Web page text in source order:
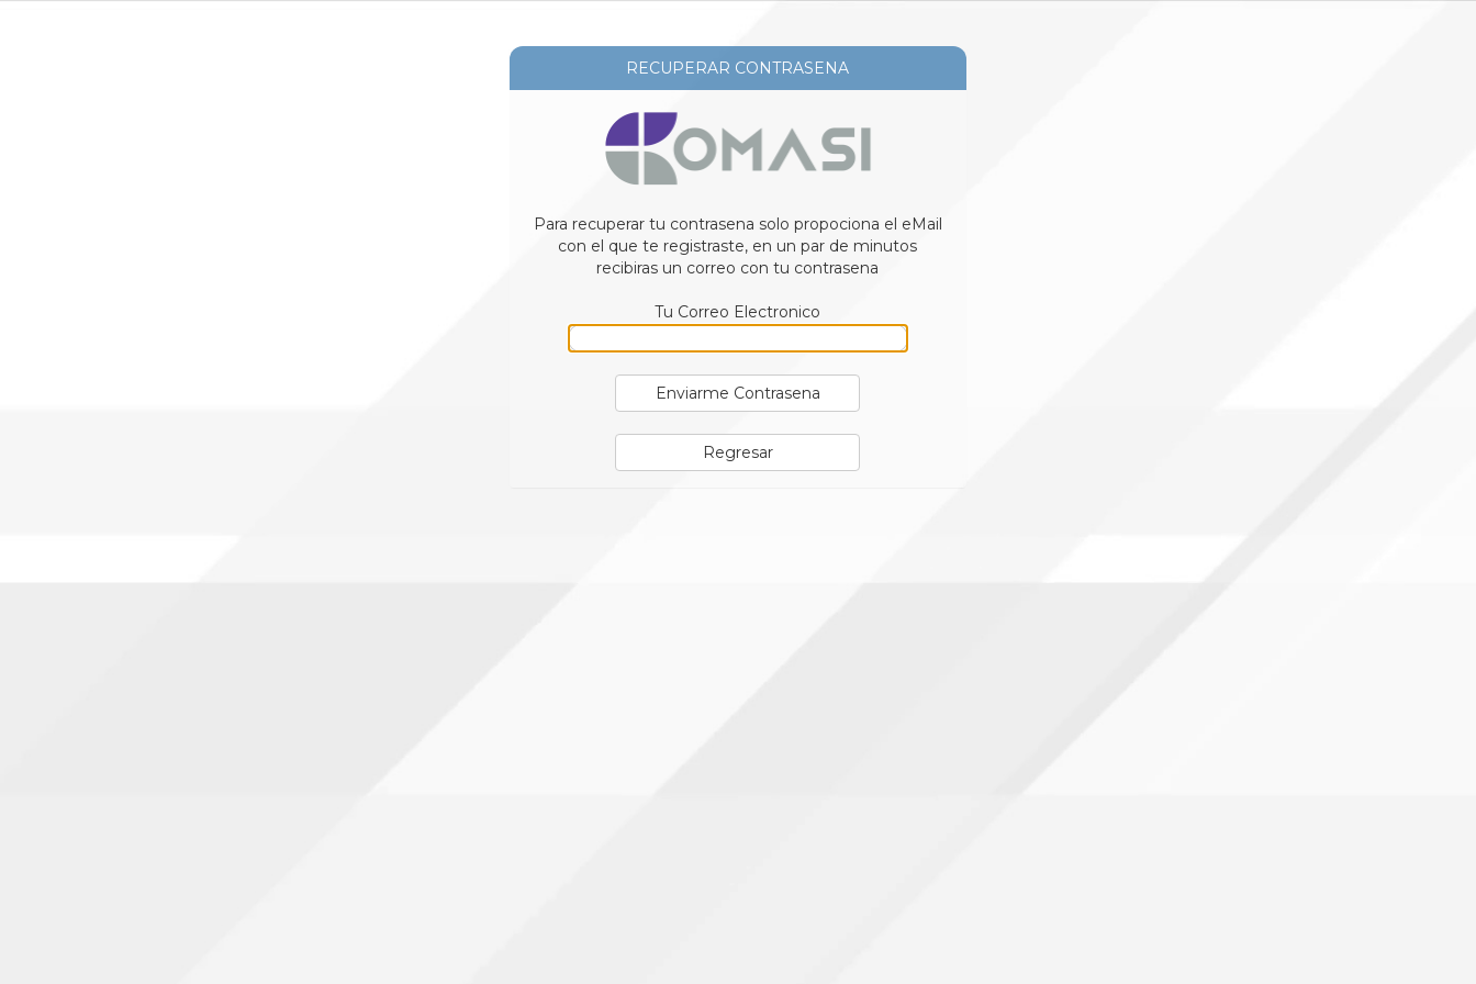
RECUPERAR CONTRASENA
Para recuperar tu contrasena solo propociona el eMail
con el que te registraste, en un par de minutos
recibiras un correo con tu contrasena
Tu Correo Electronico
Enviarme Contrasena
Regresar